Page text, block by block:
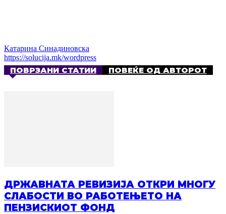
Катарина Синадиновска
https://solucija.mk/wordpress
ПОВРЗАНИ СТАТИИ ПОВЕЌЕ ОД АВТОРОТ
ДРЖАВНАТА РЕВИЗИЈА ОТКРИ МНОГУ
СЛАБОСТИ ВО РАБОТЕЊЕТО НА
ПЕНЗИСКИОТ ФОНД